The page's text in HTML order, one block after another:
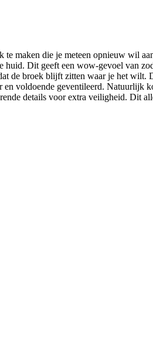
maken die je meteen opnieuw wil
Dit geeft een wow-gevoel van
de broek blijft zitten waar je het
voldoende geventileerd. Natuurlijk
details voor extra veiligheid. Dit